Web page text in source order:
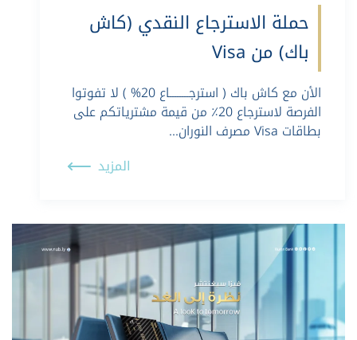
حملة الاسترجاع النقدي (كاش
باك) من Visa
الأن مع كاش باك ( استرجــــــــاع 20% ) لا تفوتوا
الفرصة لاسترجاع 20٪ من قيمة مشترياتكم على
بطاقات Visa مصرف النوران…
المزيد